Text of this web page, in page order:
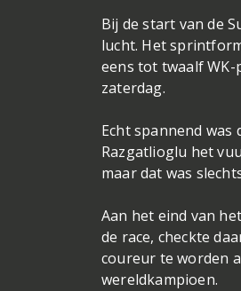
Bij de start van de
lucht. Het
eens tot twaalf
zaterdag.
Echt spannend
Razgatlioglu het
maar dat was
Aan het eind van
de race, checkte
coureur te worden
wereldkampioen.